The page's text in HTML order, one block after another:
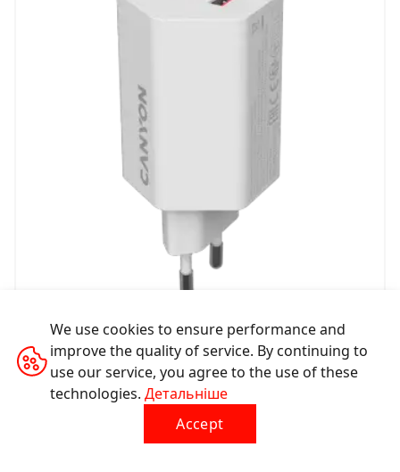
Мережевий зарядний пристрій Hexagon 65
CND-CHAHEX65W
We use cookies to ensure performance and
improve the quality of service. By continuing to
use our service, you agree to the use of these
technologies. Детальніше
Accept